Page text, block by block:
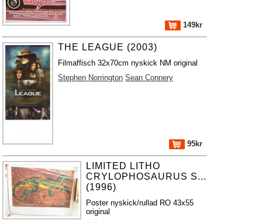
149kr
THE LEAGUE (2003)
Filmaffisch 32x70cm nyskick NM original
Stephen Norrington Sean Connery
95kr
LIMITED LITHO
CRYLOPHOSAURUS S...
(1996)
Poster nyskick/rullad RO 43x55
original